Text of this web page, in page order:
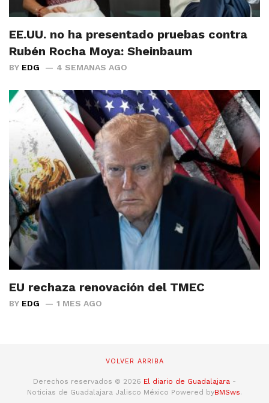
EE.UU. no ha presentado pruebas contra
Rubén Rocha Moya: Sheinbaum
BY EDG 4 SEMANAS AGO
EU rechaza renovación del TMEC
BY EDG 1 MES AGO
VOLVER ARRIBA
Derechos reservados © 2026 El diario de Guadalajara -
Noticias de Guadalajara Jalisco México Powered byBMSws.